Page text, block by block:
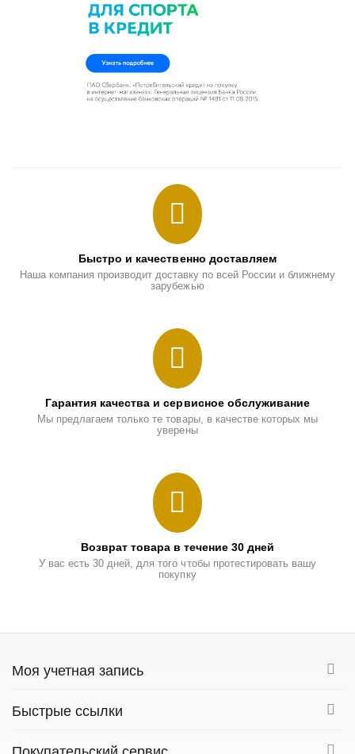
Быстро и качественно доставляем
Наша компания производит доставку по всей России и ближнему
зарубежью
Гарантия качества и сервисное обслуживание
Мы предлагаем только те товары, в качестве которых мы
уверены
Возврат товара в течение 30 дней
У вас есть 30 дней, для того чтобы протестировать вашу
покупку
Моя учетная запись
Быстрые ссылки